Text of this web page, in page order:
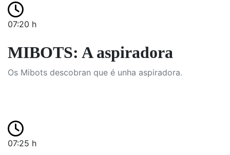
07:20 h
MIBOTS: A aspiradora
Os Mibots descobran que é unha aspiradora.
07:25 h